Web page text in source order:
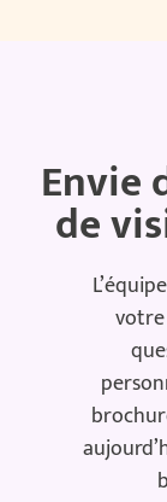
Envie
de